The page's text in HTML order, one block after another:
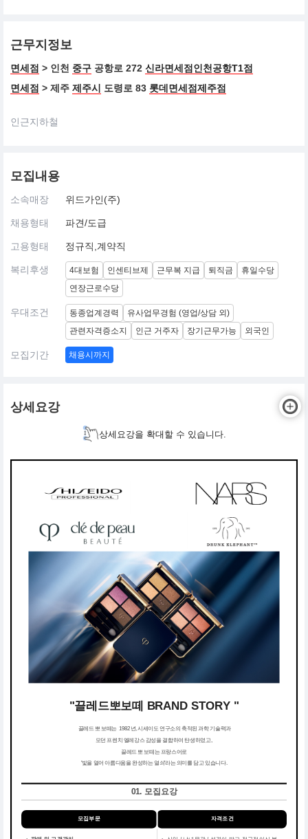
근무지정보
면세점 > 인천 중구 공항로 272 신라면세점인천공항T1점
면세점 > 제주 제주시 도령로 83 롯데면세점제주점
인근지하철
모집내용
소속매장 위드가인(주)
채용형태 파견/도급
고용형태 정규직,계약직
복리후생 4대보험 인센티브제 근무복 지급 퇴직금
휴일수당
연장근로수당
우대조건 동종업계경력
유사업무경험 (영업/상담 외)
관련자격증소지
인근 거주자 장기근무가능 외국인
모집기간 채용시까지
상세요강
상세요강을 확대할 수 있습니다.
"끌레드뽀보떼 BRAND STORY "
끌레드 뽀 보떼는 1982년, 시세이도 연구소의 축적된 과학 기술력과
모던 프렌치 엘레강스 감성을 결합하여 탄생하였고,
끌레드 뽀 보떼는 프랑스어로
'빛을 열어 아름다움을 완성하는 열쇠'라는 의미를 담고 있습니다.
01. 모집요강
모집부문 자격조건